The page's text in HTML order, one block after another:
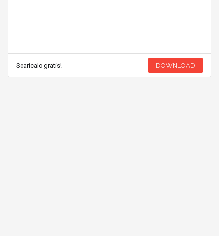
Scaricalo gratis! DOWNLOAD